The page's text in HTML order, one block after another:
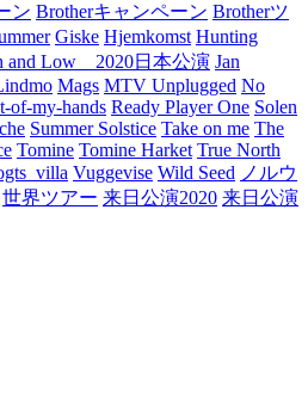
ン Brotherキャンペーン Brotherツ
Giske Hjemkomst Hunting
and Low 2020日本公演 Jan
Mags MTV Unplugged No
of-my-hands Ready Player One Solen
Summer Solstice Take on me The
Tomine Tomine Harket True North
Vuggevise Wild Seed ノルウ
世界ツアー 来日公演2020 来日公演